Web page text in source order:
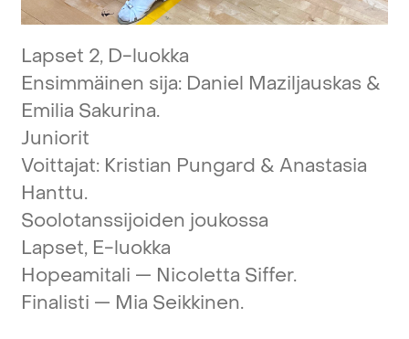
Lapset 2, D-luokka
Ensimmäinen sija: Daniel Maziljauskas &
Emilia Sakurina.
Juniorit
Voittajat: Kristian Pungard & Anastasia
Hanttu.
Soolotanssijoiden joukossa
Lapset, E-luokka
Hopeamitali — Nicoletta Siffer.
Finalisti — Mia Seikkinen.